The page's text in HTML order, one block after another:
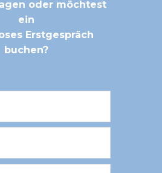
oder möchtest
ein
Erstgespräch
buchen?